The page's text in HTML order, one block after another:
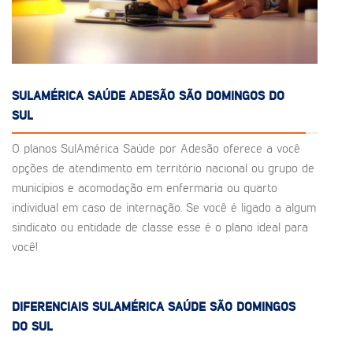
SULAMÉRICA SAÚDE ADESÃO SÃO DOMINGOS DO
SUL
O planos SulAmérica Saúde por Adesão oferece a você
opções de atendimento em território nacional ou grupo de
municípios e acomodação em enfermaria ou quarto
individual em caso de internação. Se você é ligado a algum
sindicato ou entidade de classe esse é o plano ideal para
você!
DIFERENCIAIS SULAMÉRICA SAÚDE SÃO DOMINGOS
DO SUL